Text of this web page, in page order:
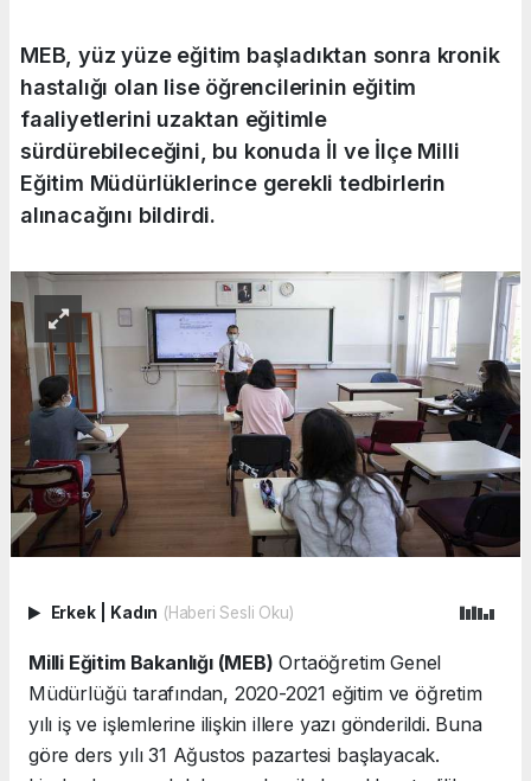
MEB, yüz yüze eğitim başladıktan sonra kronik
hastalığı olan lise öğrencilerinin eğitim
faaliyetlerini uzaktan eğitimle
sürdürebileceğini, bu konuda İl ve İlçe Milli
Eğitim Müdürlüklerince gerekli tedbirlerin
alınacağını bildirdi.
Erkek Kadın (Haberi Sesli Oku)
Milli Eğitim Bakanlığı (MEB) Ortaöğretim Genel
Müdürlüğü tarafından, 2020-2021 eğitim ve öğretim
yılı iş ve işlemlerine ilişkin illere yazı gönderildi. Buna
göre ders yılı 31 Ağustos pazartesi başlayacak.